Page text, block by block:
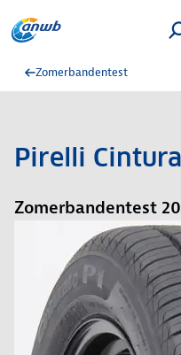
Zomerbandentest
Pirelli
Zomerbandentest